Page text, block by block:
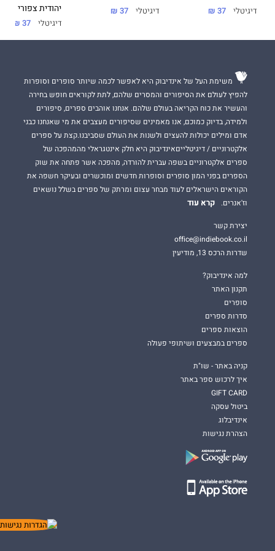
דיגיטלי 37 ₪
דיגיטלי 37 ₪
יהודית צפורי
דיגיטלי 37 ₪
משימת העל של אינדיבוק היא לאפשר לכמה שיותר סופרים וסופרות
להפיץ לעולם את הסיפורים והמסרים שלהם, לתת לקוראים חופש בחירה
והעשיר את כוח הקריאה בעולם שלהם. אנחנו אוהבים ספרים, סיפורים
ולמידה, בדיוק כמוכם, אנו מאמינים שסיפורים מעצבים את מי שאנחנו כבני
אדם ומילים יכולות להעצים ולשנות את העולם שסביבנו.קצת על ספרים
אלקטרוניים / דיגיטלייםאינדיבוק היא חלק אינטגראלי מהמהפכה של
ספרים אלקטרוניים בשפה עברית להורדה, מהפכה אשר פתחה את שוק
הספרים בפני המון סופרים וסופרות חדשים ומוכשרים ובעיקר חשפה את
הקוראים הישראלים לעוד מבחר עצום ומרתק של ספרים בשלל נושאים
וז'אנרים.
קרא עוד
יצירת קשר
office@indiebook.co.il
שדרות הרכס 13, מודיעין
למה אינדיבוק?
תקנון האתר
סופרים
סדרות ספרים
הוצאות ספרים
ספרים במבצעים ושיתופי פעולה
קניה באתר - שו"ת
איך לרכוש ספר באתר
GIFT CARD
ביטול עסקה
אינדיבלוג
הצהרת נגישות